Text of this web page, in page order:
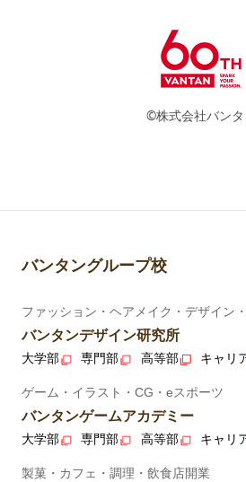
©株式会社バンタ
バンタングループ校
ファッション・ヘアメイク・デザイン
バンタンデザイン研究所
大学部 専門部 高等部 キャリ
ゲーム・イラスト・CG・eスポーツ
バンタンゲームアカデミー
大学部 専門部 高等部 キャリ
製菓・カフェ・調理・飲食店開業